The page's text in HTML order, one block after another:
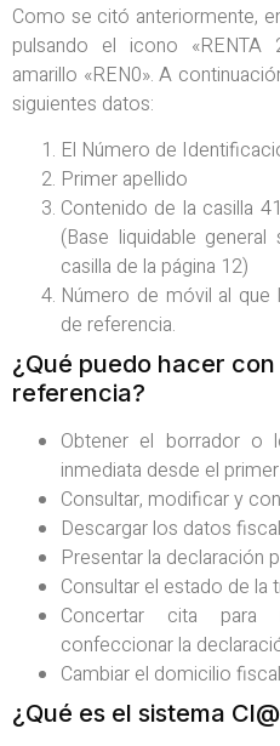
Como se citó anteriormente,
pulsando el icono
amarillo «REN0». A
siguientes datos:
El Número de
Primer apellido
Contenido de la casilla
(Base liquidable
casilla de la página 12)
Número de móvil al que
de referencia.
¿Qué puedo hacer
referencia?
Obtener el borrador o
inmediata desde el
Consultar, modificar y
Descargar los datos
Presentar la declaración
Consultar el estado de la
Concertar cita
confeccionar la
Cambiar el domicilio
¿Qué es el sistema